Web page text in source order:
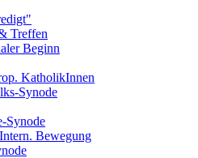
Treffen
Beginn
KatholikInnen
Synode
Synode
Bewegung